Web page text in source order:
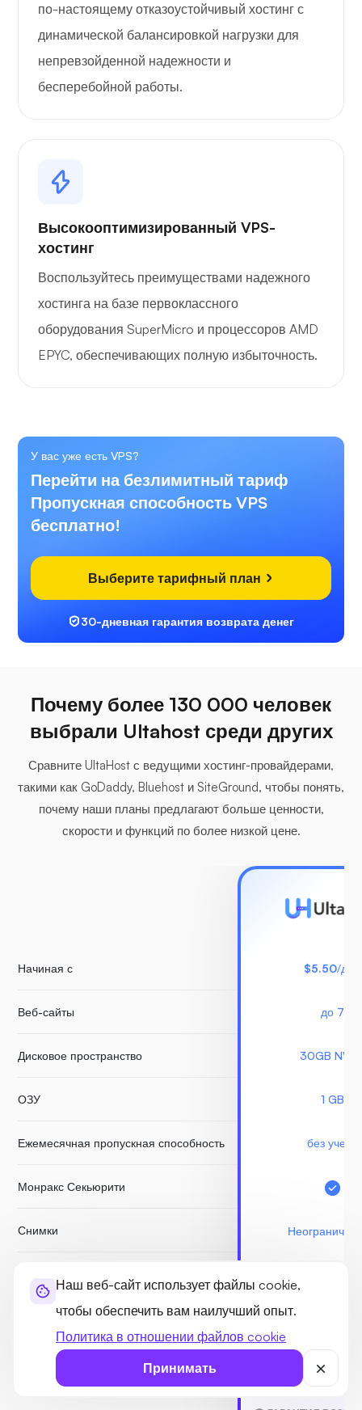
Наш веб-сайт использует файлы cookie,
чтобы обеспечить вам наилучший опыт.
Политика в отношении файлов cookie
Принимать
по-настоящему отказоустойчивый хостинг с
динамической балансировкой нагрузки для
непревзойденной надежности и
бесперебойной работы.
Высокооптимизированный VPS-
хостинг
Воспользуйтесь преимуществами надежного
хостинга на базе первоклассного
оборудования SuperMicro и процессоров AMD
EPYC, обеспечивающих полную избыточность.
У вас уже есть VPS?
Перейти на безлимитный тариф
Пропускная способность VPS
бесплатно!
Выберите тарифный план
30-дневная гарантия возврата денег
Почему более 130 000 человек
выбрали Ultahost среди других
Сравните UltaHost с ведущими хостинг-провайдерами,
такими как GoDaddy, Bluehost и SiteGround, чтобы понять,
почему наши планы предлагают больше ценности,
скорости и функций по более низкой цене.
Начиная с
Веб-сайты
Дисковое пространство
ОЗУ
Ежемесячная пропускная способность
Монракс Секьюрити
Снимки
Node.js Socket
$5.50/для
до 7
30GB
1 GB
без учета
НАЧАТЬ